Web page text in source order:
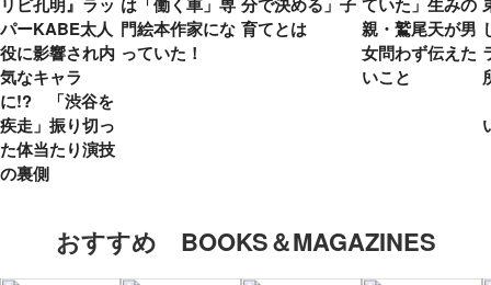
パーKABE太人
役に影響され内
気なキャラ
に!? 「渋谷を
疾走」振り切っ
た体当たり演技
の裏側
門絵本作家にな
っていた！
育てとは
親・鷲尾天が男
女問わず伝えた
いこと
おすすめ BOOKS＆MAGAZINES